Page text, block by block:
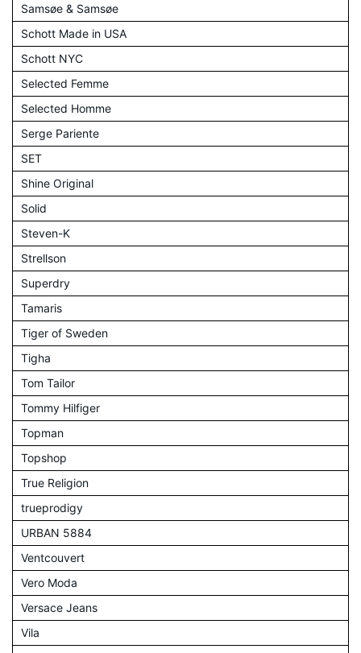
Samsøe & Samsøe
Schott Made in USA
Schott NYC
Selected Femme
Selected Homme
Serge Pariente
SET
Shine Original
Solid
Steven-K
Strellson
Superdry
Tamaris
Tiger of Sweden
Tigha
Tom Tailor
Tommy Hilfiger
Topman
Topshop
True Religion
trueprodigy
URBAN 5884
Ventcouvert
Vero Moda
Versace Jeans
Vila